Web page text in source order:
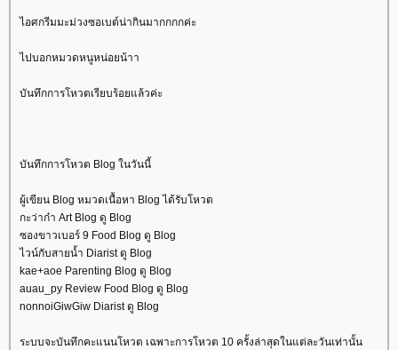
ไอศกรีมมะม่วงซอเบต์น่ากินมากกกกค่ะ
ไปบอกหมวดหนูหน่อยน้าา
บันทึกการโหวตเรียบร้อยแล้วค่ะ
บันทึกการโหวต Blog ในวันนี้
ผู้เขียน Blog หมวดเนื้อหา Blog ได้รับโหวต
กะว่าก๋า Art Blog ดู Blog
ซองขาวเบอร์ 9 Food Blog ดู Blog
ไวน์กับสายน้ำ Diarist ดู Blog
kae+aoe Parenting Blog ดู Blog
auau_py Review Food Blog ดู Blog
nonnoiGiwGiw Diarist ดู Blog
ระบบจะบันทึกคะแนนโหวต เฉพาะการโหวต 10 ครั้งล่าสุดในแต่ละวันเท่านั้น